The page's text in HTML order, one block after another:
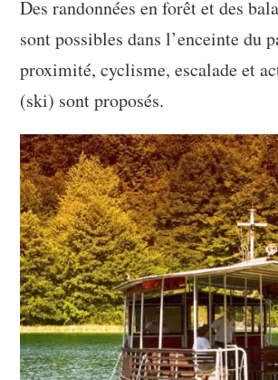
Des randonnées en forêt et des
sont possibles dans l’enceinte du
proximité, cyclisme, escalade et
(ski) sont proposés.